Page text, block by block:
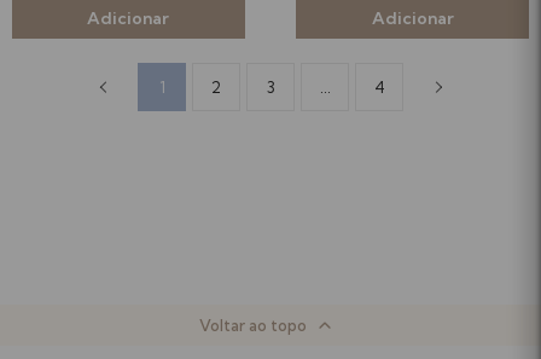
1 2 3 4
Voltar ao topo